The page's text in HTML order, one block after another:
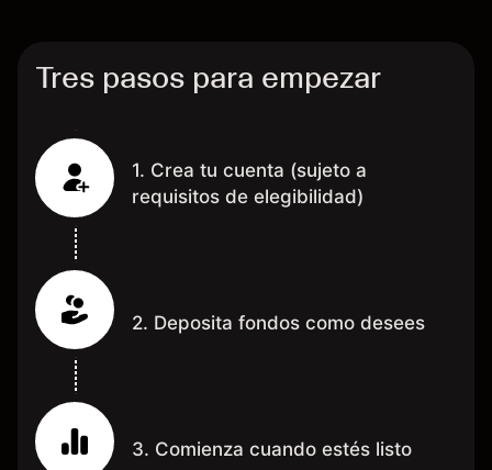
Tres pasos para empezar
1. Crea tu cuenta (sujeto a
requisitos de elegibilidad)
2. Deposita fondos como desees
3. Comienza cuando estés listo